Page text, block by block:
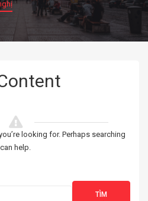
looking for. Perhaps searching
can help.
TÌM